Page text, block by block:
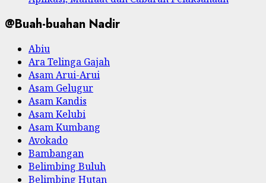
@Buah-buahan Nadir
Abiu
Ara Telinga Gajah
Asam Arui-Arui
Asam Gelugur
Asam Kandis
Asam Kelubi
Asam Kumbang
Avokado
Bambangan
Belimbing Buluh
Belimbing Hutan